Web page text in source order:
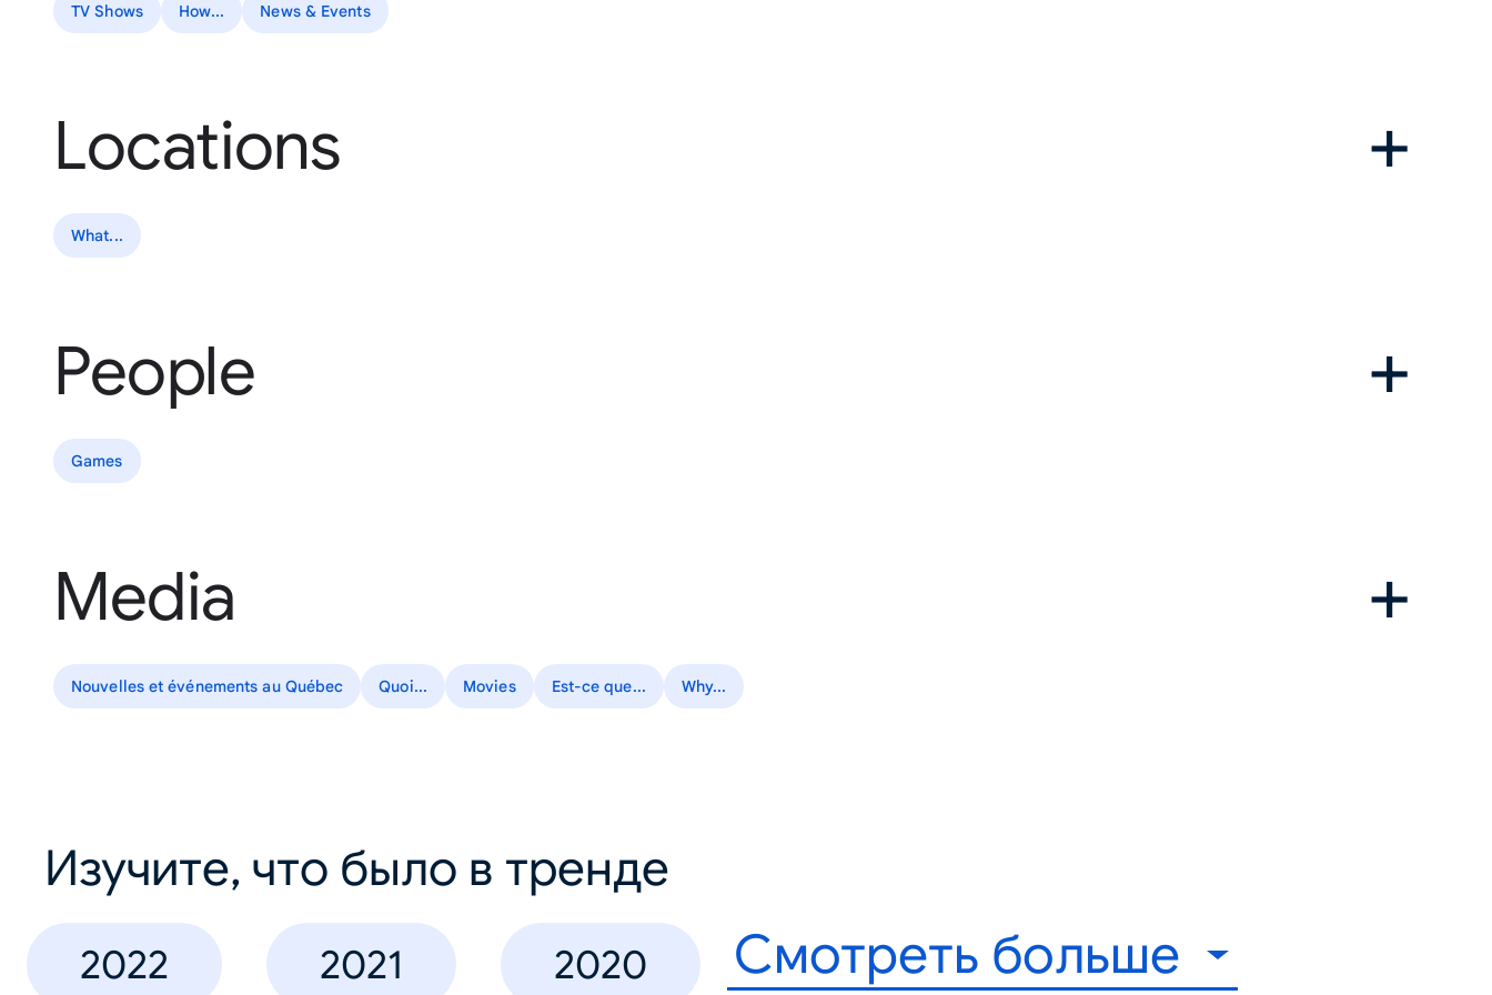
TV Shows How... News & Events
Locations
What...
People
Games
Media
Nouvelles et événements au Québec Quoi... Movies Est-ce que... Why...
Изучите, что было в тренде
2022 2021 2020 Смотреть больше